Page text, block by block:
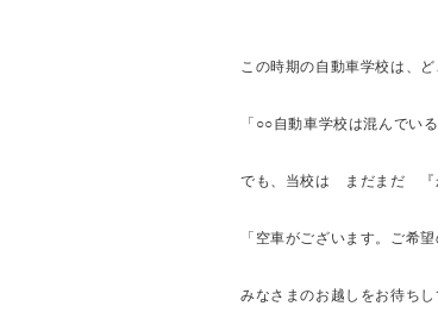
この時期の自動車学校は、
「○○自動車学校は混んでい
でも、当校は まだまだ 『
「空車がございます。ご希
みなさまのお越しをお待ち